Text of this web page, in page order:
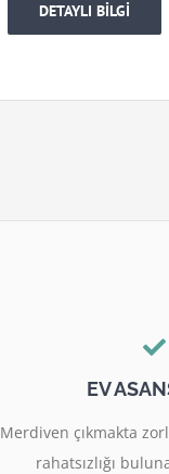
DETAYLI BİLGİ
EV
Merdiven çıkmakta
rahatsızlığı